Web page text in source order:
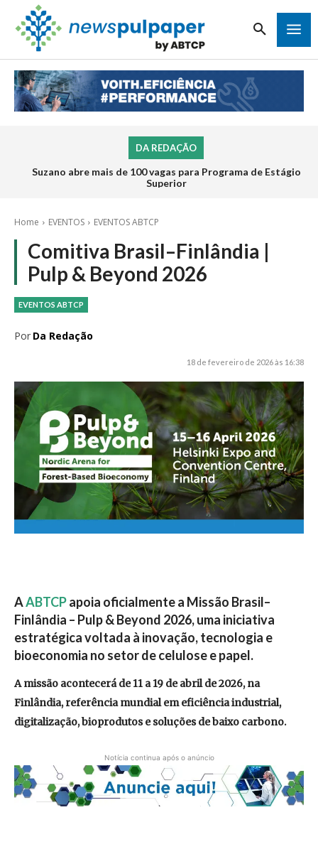
DA REDAÇÃO
Suzano abre mais de 100 vagas para Programa de Estágio
Superior
Home EVENTOS EVENTOS ABTCP
Comitiva Brasil–Finlândia |
Pulp & Beyond 2026
EVENTOS ABTCP
Por Da Redação
18 de fevereiro de 2026 às 16:38
AABTCPapoia oficialmente a Missão Brasil–
Finlândia – Pulp & Beyond 2026, uma iniciativa
estratégica voltada à inovação, tecnologia e
bioeconomia no setor de celulose e papel.
A missão acontecerá de 11 a 19 de abril de 2026, na
Finlândia, referência mundial em eficiência industrial,
digitalização, bioprodutos e soluções de baixo carbono.
Notícia continua após o anúncio